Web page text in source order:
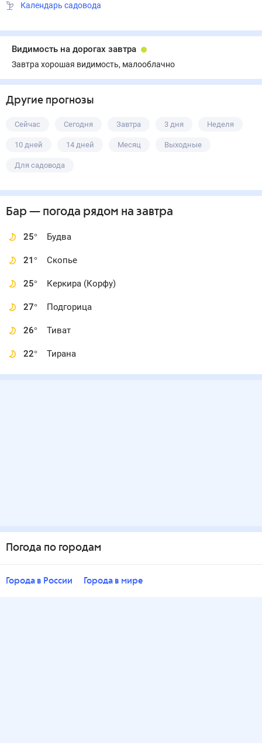
Календарь садовода
Видимость на дорогах завтра
Завтра хорошая видимость, малооблачно
Другие прогнозы
Сейчас Сегодня Завтра 3 дня Неделя
10 дней 14 дней Месяц Выходные
Для садовода
Бар — погода рядом на завтра
25° Будва
21° Скопье
25° Керкира (Корфу)
27° Подгорица
26° Тиват
22° Тирана
Погода по городам
Города в России Города в мире